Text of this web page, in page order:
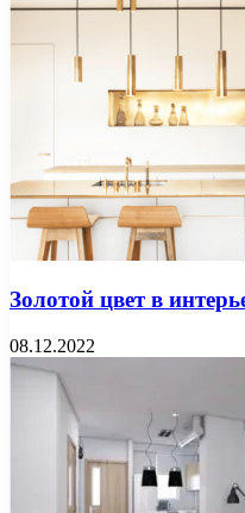
Золотой цвет в
08.12.2022